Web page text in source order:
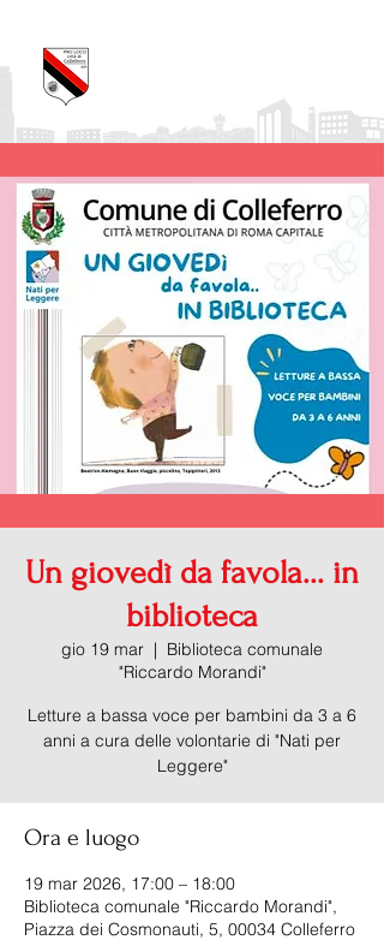
Un giovedì da favola... in
biblioteca
gio 19 mar
  |
Biblioteca comunale
"Riccardo Morandi"
Letture a bassa voce per bambini da 3 a 6
anni a cura delle volontarie di "Nati per
Leggere"
Ora e luogo
19 mar 2026, 17:00 – 18:00
Biblioteca comunale "Riccardo Morandi",
Piazza dei Cosmonauti, 5, 00034 Colleferro